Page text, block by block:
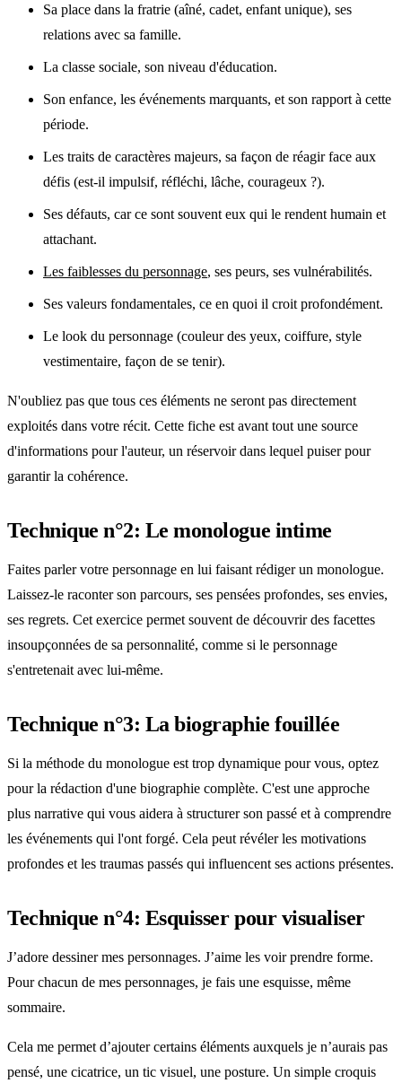
Sa place dans la fratrie (aîné, cadet, enfant unique), ses
relations avec sa famille.
La classe sociale, son niveau d'éducation.
Son enfance, les événements marquants, et son rapport à cette
période.
Les traits de caractères majeurs, sa façon de réagir face aux
défis (est-il impulsif, réfléchi, lâche, courageux ?).
Ses défauts, car ce sont souvent eux qui le rendent humain et
attachant.
Les faiblesses du personnage, ses peurs, ses vulnérabilités.
Ses valeurs fondamentales, ce en quoi il croit profondément.
Le look du personnage (couleur des yeux, coiffure, style
vestimentaire, façon de se tenir).
N'oubliez pas que tous ces éléments ne seront pas directement
exploités dans votre récit. Cette fiche est avant tout une source
d'informations pour l'auteur, un réservoir dans lequel puiser pour
garantir la cohérence.
Technique n°2: Le monologue intime
Faites parler votre personnage en lui faisant rédiger un monologue.
Laissez-le raconter son parcours, ses pensées profondes, ses envies,
ses regrets. Cet exercice permet souvent de découvrir des facettes
insoupçonnées de sa personnalité, comme si le personnage
s'entretenait avec lui-même.
Technique n°3: La biographie fouillée
Si la méthode du monologue est trop dynamique pour vous, optez
pour la rédaction d'une biographie complète. C'est une approche
plus narrative qui vous aidera à structurer son passé et à comprendre
les événements qui l'ont forgé. Cela peut révéler les motivations
profondes et les traumas passés qui influencent ses actions présentes.
Technique n°4: Esquisser pour visualiser
J’adore dessiner mes personnages. J’aime les voir prendre forme.
Pour chacun de mes personnages, je fais une esquisse, même
sommaire.
Cela me permet d’ajouter certains éléments auxquels je n’aurais pas
pensé, une cicatrice, un tic visuel, une posture. Un simple croquis